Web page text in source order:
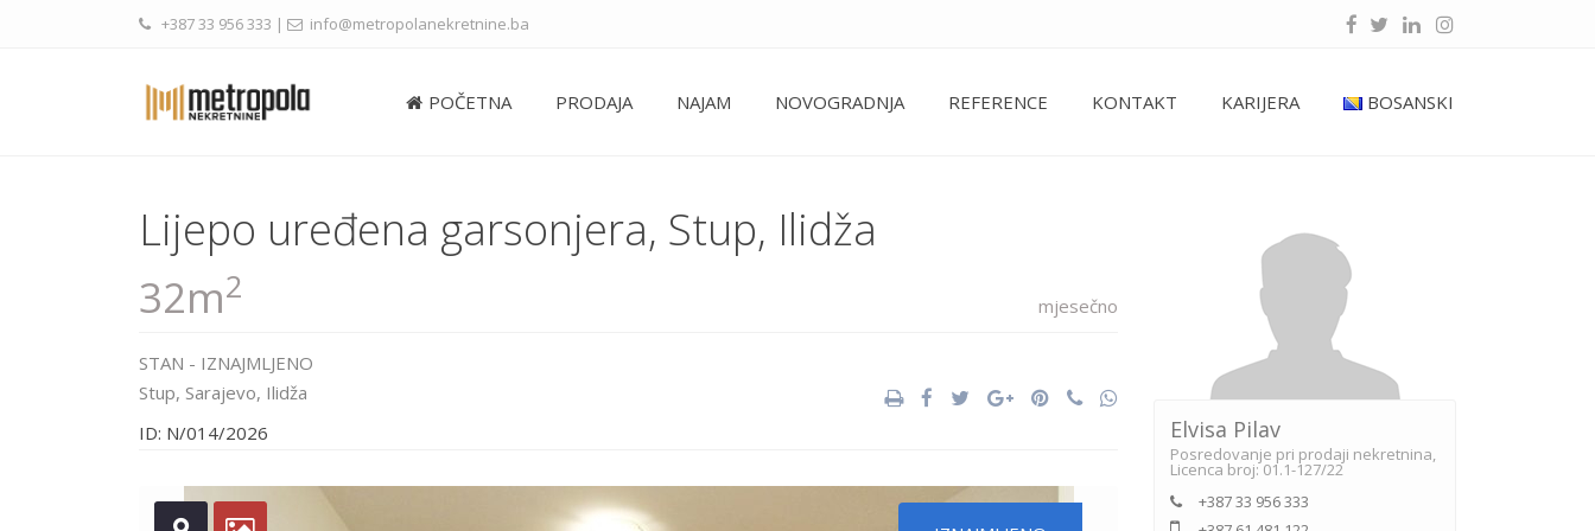
+387 33 956 333 | info@metropolanekretnine.ba
POČETNA PRODAJA NAJAM NOVOGRADNJA REFERENCE KONTAKT KARIJERA BOSANSKI
Lijepo uređena garsonjera, Stup, Ilidža
32m2 mjesečno
STAN - IZNAJMLJENO
Stup, Sarajevo, Ilidža
ID: N/014/2026
Elvisa Pilav
Posredovanje pri prodaji nekretnina,
Licenca broj: 01.1-127/22
+387 33 956 333